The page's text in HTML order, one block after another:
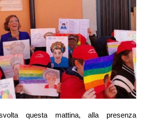
questa mattina, alla presenza